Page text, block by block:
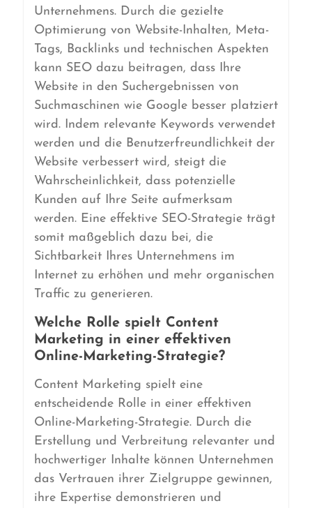
Unternehmens. Durch die gezielte
Optimierung von Website-Inhalten, Meta-
Tags, Backlinks und technischen Aspekten
kann SEO dazu beitragen, dass Ihre
Website in den Suchergebnissen von
Suchmaschinen wie Google besser platziert
wird. Indem relevante Keywords verwendet
werden und die Benutzerfreundlichkeit der
Website verbessert wird, steigt die
Wahrscheinlichkeit, dass potenzielle
Kunden auf Ihre Seite aufmerksam
werden. Eine effektive SEO-Strategie trägt
somit maßgeblich dazu bei, die
Sichtbarkeit Ihres Unternehmens im
Internet zu erhöhen und mehr organischen
Traffic zu generieren.
Welche Rolle spielt Content
Marketing in einer effektiven
Online-Marketing-Strategie?
Content Marketing spielt eine
entscheidende Rolle in einer effektiven
Online-Marketing-Strategie. Durch die
Erstellung und Verbreitung relevanter und
hochwertiger Inhalte können Unternehmen
das Vertrauen ihrer Zielgruppe gewinnen,
ihre Expertise demonstrieren und